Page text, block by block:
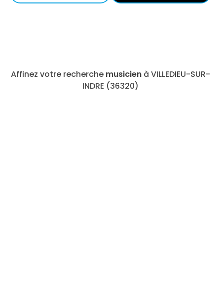
Affinez votre recherche musicien à VILLEDIEU-SUR-
INDRE (36320)